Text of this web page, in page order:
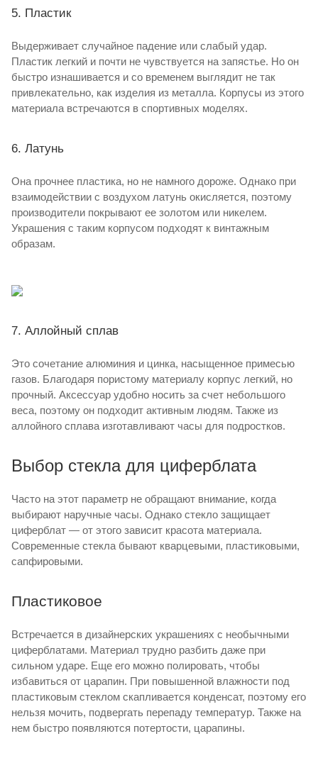
5. Пластик
Выдерживает случайное падение или слабый удар.
Пластик легкий и почти не чувствуется на запястье. Но он
быстро изнашивается и со временем выглядит не так
привлекательно, как изделия из металла. Корпусы из этого
материала встречаются в спортивных моделях.
6. Латунь
Она прочнее пластика, но не намного дороже. Однако при
взаимодействии с воздухом латунь окисляется, поэтому
производители покрывают ее золотом или никелем.
Украшения с таким корпусом подходят к винтажным
образам.
7. Аллойный сплав
Это сочетание алюминия и цинка, насыщенное примесью
газов. Благодаря пористому материалу корпус легкий, но
прочный. Аксессуар удобно носить за счет небольшого
веса, поэтому он подходит активным людям. Также из
аллойного сплава изготавливают часы для подростков.
Выбор стекла для циферблата
Часто на этот параметр не обращают внимание, когда
выбирают наручные часы. Однако стекло защищает
циферблат — от этого зависит красота материала.
Современные стекла бывают кварцевыми, пластиковыми,
сапфировыми.
Пластиковое
Встречается в дизайнерских украшениях с необычными
циферблатами. Материал трудно разбить даже при
сильном ударе. Еще его можно полировать, чтобы
избавиться от царапин. При повышенной влажности под
пластиковым стеклом скапливается конденсат, поэтому его
нельзя мочить, подвергать перепаду температур. Также на
нем быстро появляются потертости, царапины.